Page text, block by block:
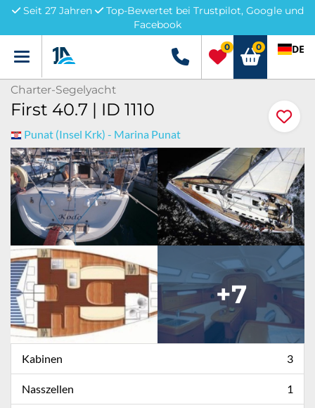
Seit 27 Jahren
Top-Bewertet bei Trustpilot, Google und
Facebook
Menü +49 5741 3222690
0 0 DE
Charter-Segelyacht
First 40.7 | ID 1110
Punat (Insel Krk) - Marina Punat
+7
Kabinen 3
Nasszellen 1